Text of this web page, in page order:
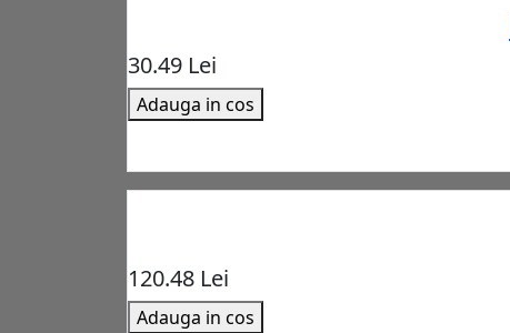
30.49 Lei
Adauga in cos
120.48 Lei
Adauga in cos